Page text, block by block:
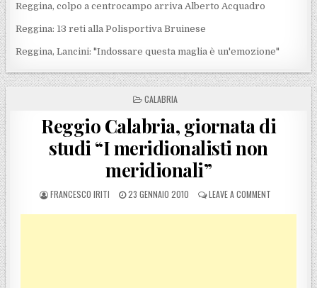
Reggina, colpo a centrocampo arriva Alberto Acquadro
Reggina: 13 reti alla Polisportiva Bruinese
Reggina, Lancini: "Indossare questa maglia è un'emozione"
POSTED IN
CALABRIA
Reggio Calabria, giornata di
studi “I meridionalisti non
meridionali”
POSTED BY
FRANCESCO IRITI POSTED ON
23 GENNAIO 2010 LEAVE A COMMENTON REGGIO